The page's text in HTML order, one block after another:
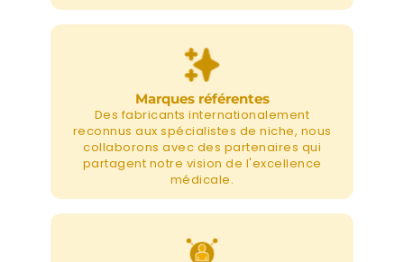
Marques référentes
Des fabricants internationalement
reconnus aux spécialistes de niche, nous
collaborons avec des partenaires qui
partagent notre vision de l'excellence
médicale.